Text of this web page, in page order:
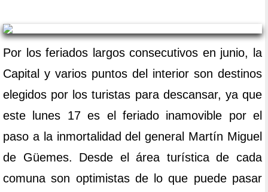
Por los feriados largos consecutivos en junio, la
Capital y varios puntos del interior son destinos
elegidos por los turistas para descansar, ya que
este lunes 17 es el feriado inamovible por el
paso a la inmortalidad del general Martín Miguel
de Güemes. Desde el área turística de cada
comuna son optimistas de lo que puede pasar